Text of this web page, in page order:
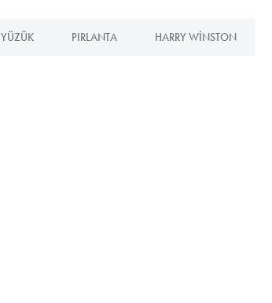
YÜZÜK PIRLANTA HARRY WINSTON